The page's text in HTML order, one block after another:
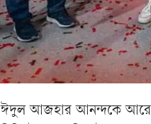
ঈদুল আজহার আনন্দকে আরো